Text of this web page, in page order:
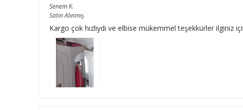
SenemK.
Satın Alınmış
Kargo çok hızlıydı ve elbise mükemmel teşekkürler ilginiz